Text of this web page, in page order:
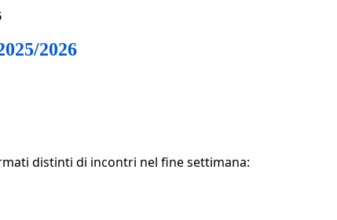
2026
distinti di incontri nel fine settimana: